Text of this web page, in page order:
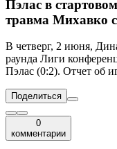
Пэлас в
травма Михавко
В четверг, 2 июня,
раунда Лиги
Пэлас (0:2). Отчет об
Поделиться
0
комментарии